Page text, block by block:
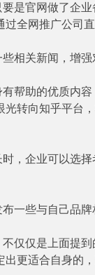
是官网做了企
全网推广公司直
相关新闻，增强
帮助的优质内
转向知乎平台
，企业可以选
一些与自己品
仅仅是上面提
更适合自身的